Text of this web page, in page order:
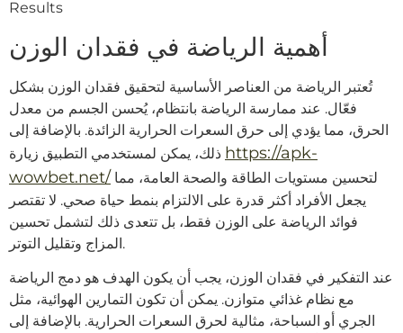
Results
أهمية الرياضة في فقدان الوزن
تُعتبر الرياضة من العناصر الأساسية لتحقيق فقدان الوزن بشكل
فعّال. عند ممارسة الرياضة بانتظام، يُحسن الجسم من معدل
الحرق، مما يؤدي إلى حرق السعرات الحرارية الزائدة. بالإضافة إلى
https://apk-
wowbet.net/
يجعل الأفراد أكثر قدرة على الالتزام بنمط حياة صحي. لا تقتصر
فوائد الرياضة على الوزن فقط، بل تتعدى ذلك لتشمل تحسين
المزاج وتقليل التوتر.
عند التفكير في فقدان الوزن، يجب أن يكون الهدف هو دمج الرياضة
مع نظام غذائي متوازن. يمكن أن تكون التمارين الهوائية، مثل
الجري أو السباحة، مثالية لحرق السعرات الحرارية. بالإضافة إلى